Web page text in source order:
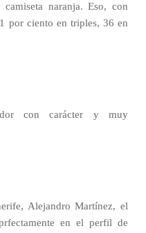
naranja. Eso, con
por ciento en triples, 36 en
con carácter y muy
Alejandro Martínez, el
en el perfil de